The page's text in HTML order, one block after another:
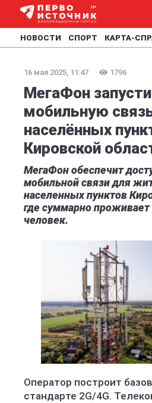
НОВОСТИ СПОРТ КАРТА-
16 мая 2025, 11:47 1796
МегаФон
мобильную
населённых
Кировской
МегаФон обеспечит
мобильной связи для
населенных пунктов
где суммарно проживает
человек.
Оператор построит
стандарте 2G/4G.